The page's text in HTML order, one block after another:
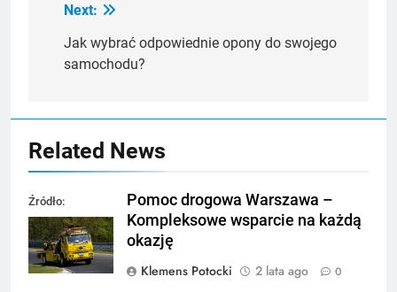
Nawigacja
wpisu
Next:
Jak wybrać odpowiednie opony do swojego
samochodu?
Related News
Źródło:
Pixabay.com
Pomoc drogowa Warszawa –
Kompleksowe wsparcie na każdą
okazję
Klemens Potocki
2 lata ago 0